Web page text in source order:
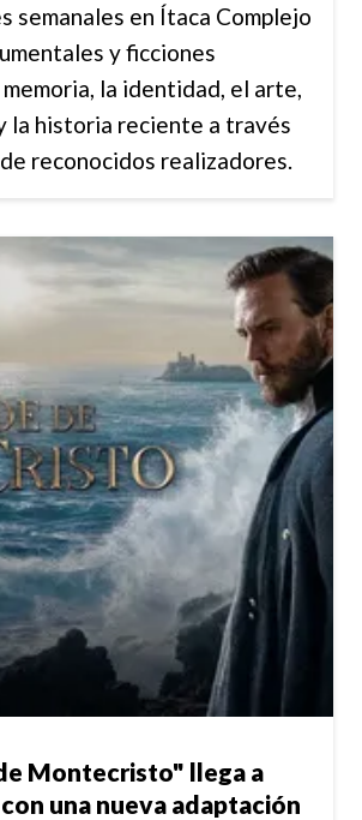
semanales en Ítaca Complejo
y ficciones
la identidad, el arte,
la historia reciente a través
reconocidos realizadores.
Montecristo" llega a
una nueva adaptación